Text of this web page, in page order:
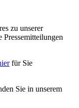
zu unserer
Pressemitteilungen
für Sie
Sie in unserem